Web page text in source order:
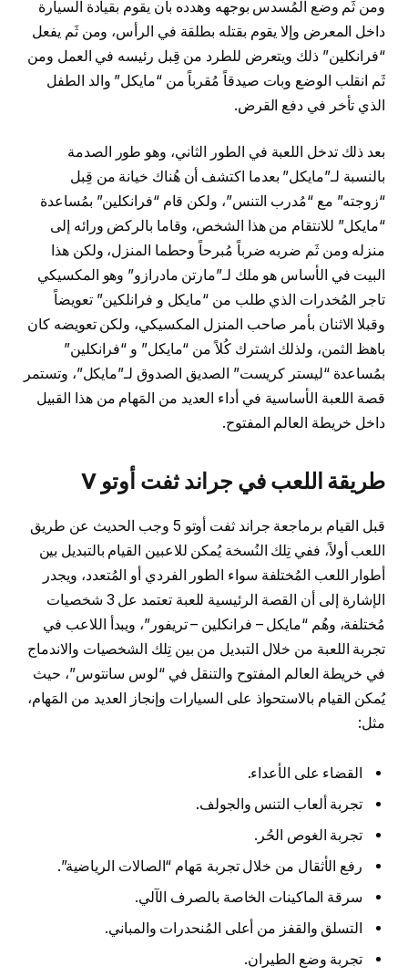
ومن ثَم وضع المُسدس بوجهه وهدده بأن يقوم بقيادة السيارة
داخل المعرض وإلا يقوم بقتله بطلقة في الرأس، ومن ثَم يفعل
“فرانكلين” ذلك ويتعرض للطرد من قِبل رئيسه في العمل ومن
ثَم انقلب الوضع وبات صيدقاً مُقرباً من “مايكل” والد الطفل
الذي تأخر في دفع القرض.
بعد ذلك تدخل اللعبة في الطور الثاني، وهو طور الصدمة
بالنسبة لـ”مايكل” بعدما اكتشف أن هُناك خيانة من قِبل
“زوجته” مع “مُدرب التنس”، ولكن قام “فرانكلين” بمُساعدة
“مايكل” للانتقام من هذا الشخص، وقاما بالركض ورائه إلى
منزله ومن ثَم ضربه ضرباً مُبرحاً وحطما المنزل، ولكن هذا
البيت في الأساس هو ملك لـ”مارتن مادرازو” وهو المكسيكي
تاجر المُخدرات الذي طلب من “مايكل و فرانلكين” تعويضاً
وقبلا الاثنان بأمر صاحب المنزل المكسيكي، ولكن تعويضه كان
باهظ الثمن، ولذلك اشترك كُلاً من “مايكل” و “فرانكلين”
بمُساعدة “ليستر كريست” الصديق الصدوق لـ”مايكل”، وتستمر
قصة اللعبة الأساسية في أداء العديد من المَهام من هذا القبيل
داخل خريطة العالم المفتوح.
طريقة اللعب في جراند ثفت أوتو V
قبل القيام برماجعة جراند ثفت أوتو 5 وجب الحديث عن طريق
اللعب أولاً، ففي تِلك النُسخة يُمكن للاعبين القيام بالتبديل بين
أطوار اللعب المُختلفة سواء الطور الفردي أو المُتعدد، ويجدر
الإشارة إلى أن القصة الرئيسية للعبة تعتمد عل 3 شخصيات
مُختلفة، وهُم “مايكل – فرانكلين – تريفور”، ويبدأ اللاعب في
تجربة اللعبة من خلال التبديل من بين تِلك الشخصيات والاندماج
في خريطة العالم المفتوح والتنقل في “لوس سانتوس”، حيث
يُمكن القيام بالاستحواذ على السيارات وإنجاز العديد من المَهام،
مثل:
القضاء على الأعداء.
تجربة ألعاب التنس والجولف.
تجربة الغوص الحُر.
رفع الأثقال من خلال تجربة مَهام “الصالات الرياضية”.
سرقة الماكينات الخاصة بالصرف الآلي.
التسلق والقفز من أعلى المُنحدرات والمباني.
تجربة وضع الطيران.